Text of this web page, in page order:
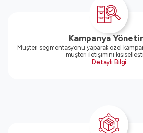
Kampanya
Müşteri segmentasyonu yaparak özel
müşteri iletişimini
Detaylı Bilgi